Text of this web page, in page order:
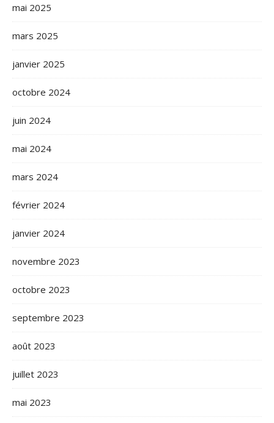
mai 2025
mars 2025
janvier 2025
octobre 2024
juin 2024
mai 2024
mars 2024
février 2024
janvier 2024
novembre 2023
octobre 2023
septembre 2023
août 2023
juillet 2023
mai 2023